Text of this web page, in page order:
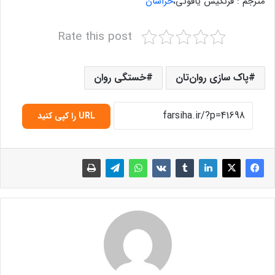
Rate this post
پاک سازی روان‌تان خستگی روان
URL را کپی کنید